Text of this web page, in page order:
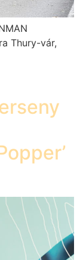
Thury-vár,